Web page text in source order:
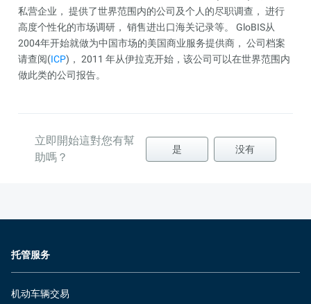
私营企业， 提供了世界范围内的公司及个人的尽职调查， 进行
高度个性化的市场调研， 销售进出口海关记录等。 GloBIS从
2004年开始就做为中国市场的美国商业服务提供商， 公司档案
请查阅(ICP)， 2011 年从伊拉克开始，该公司可以在世界范围内
做此类的公司报告。
立即開始這對您有幫
助嗎？
是 没有
托管服务
机动车辆交易